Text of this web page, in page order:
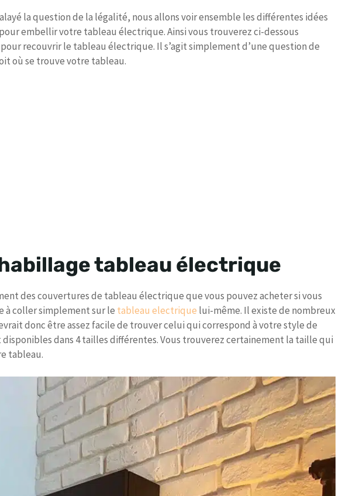
la question de la légalité, nous allons voir ensemble les différentes idées
embellir votre tableau électrique. Ainsi vous trouverez ci-dessous
recouvrir le tableau électrique. Il s’agit simplement d’une question de
où se trouve votre tableau.
tableau électrique
des couvertures de tableau électrique que vous pouvez acheter si vous
à coller simplement sur le tableau electrique lui-même. Il existe de nombreux
donc être assez facile de trouver celui qui correspond à votre style de
disponibles dans 4 tailles différentes. Vous trouverez certainement la taille qui
tableau.